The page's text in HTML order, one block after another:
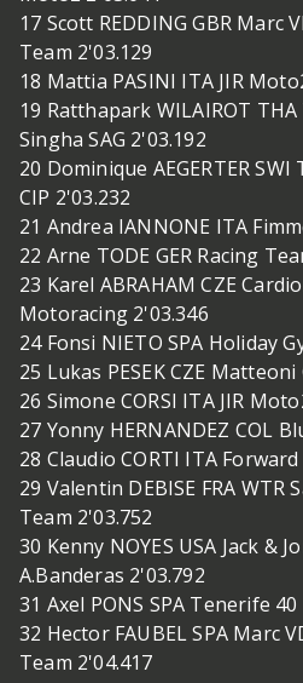
17 Scott REDDING GBR Marc
Team 2'03.129
18 Mattia PASINI ITA JIR
19 Ratthapark WILAIROT
Singha SAG 2'03.192
20 Dominique AEGERTER
CIP 2'03.232
21 Andrea IANNONE ITA
22 Arne TODE GER Racing
23 Karel ABRAHAM CZE
Motoracing 2'03.346
24 Fonsi NIETO SPA Holiday
25 Lukas PESEK CZE
26 Simone CORSI ITA JIR
27 Yonny HERNANDEZ COL
28 Claudio CORTI ITA
29 Valentin DEBISE FRA WTR
Team 2'03.752
30 Kenny NOYES USA Jack &
A.Banderas 2'03.792
31 Axel PONS SPA Tenerife
32 Hector FAUBEL SPA Marc
Team 2'04.417